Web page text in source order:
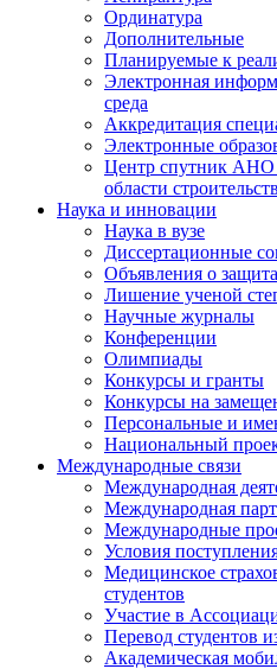
Ординатура
Дополнительные
Планируемые к
Электронная
среда
Аккредитация
Электронные
Центр спутник АНО
области
Наука и инновации
Наука в вузе
Диссертационные
Объявления о
Лишение ученой
Научные журналы
Конференции
Олимпиады
Конкурсы и гранты
Конкурсы на
Персональные и
Национальный
Международные связи
Международная
Международная
Международные
Условия
Медицинское
студентов
Участие в
Перевод студентов
Академическая